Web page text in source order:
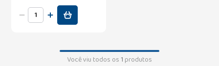
Você viu todos os1produtos